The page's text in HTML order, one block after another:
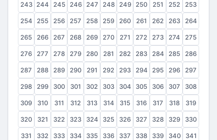
243 244 245 246 247 248 249 250 251 252 253
254 255 256 257 258 259 260 261 262 263 264
265 266 267 268 269 270 271 272 273 274 275
276 277 278 279 280 281 282 283 284 285 286
287 288 289 290 291 292 293 294 295 296 297
298 299 300 301 302 303 304 305 306 307 308
309 310 311 312 313 314 315 316 317 318 319
320 321 322 323 324 325 326 327 328 329 330
331 332 333 334 335 336 337 338 339 340 341